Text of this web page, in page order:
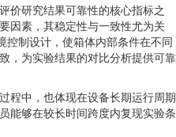
价研究结果可靠性的核心指标之
因素，其稳定性与一致性尤为关
控制设计，使箱体内部条件在不同
，为实验结果的对比分析提供可靠
程中，也体现在设备长期运行周期
能够在较长时间跨度内复现实验条